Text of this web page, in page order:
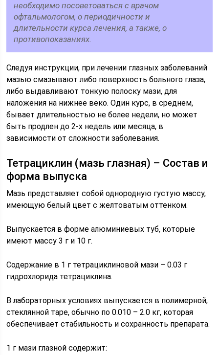
необходимо посоветоваться с врачом
офтальмологом, о периодичности и
длительности курса лечения, а также, о
противопоказаниях.
Следуя инструкции, при лечении глазных заболеваний
мазью смазывают либо поверхность больного глаза,
либо выдавливают тонкую полоску мази, для
наложения на нижнее веко. Один курс, в среднем,
бывает длительностью не более недели, но может
быть продлен до 2-х недель или месяца, в
зависимости от сложности заболевания.
Тетрациклин (мазь глазная) – Состав и
форма выпуска
Мазь представляет собой однородную густую массу,
имеющую белый цвет с желтоватым оттенком.
Выпускается в форме алюминиевых туб, которые
имеют массу 3 г и 10 г.
Содержание в 1 г тетрациклиновой мази – 0.03 г
гидрохлорида тетрациклина.
В лабораторных условиях выпускается в полимерной,
стеклянной таре, обычно по 0.010 – 2.0 кг, которая
обеспечивает стабильность и сохранность препарата.
1 г мази глазной содержит: